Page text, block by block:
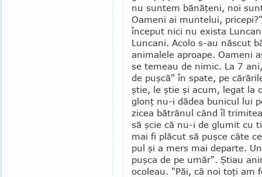
nu suntem bănăţeni, noi
Oameni ai muntelui,
început nici nu exista
Luncani. Acolo s-au născut
animalele aproape. Oameni
se temeau de nimic. La 7
de puşcă" în spate, pe
ştie, le ştie şi acum, legat la
glonţ nu-i dădea bunicul lui
zicea bătrânul când îl
să şcie că nu-i de glumit cu
mai fi plăcut să puşce câte
pul şi a mers mai de­parte.
puşca de pe umăr". Ştiau
ocoleau. "Păi, că noi toţi am